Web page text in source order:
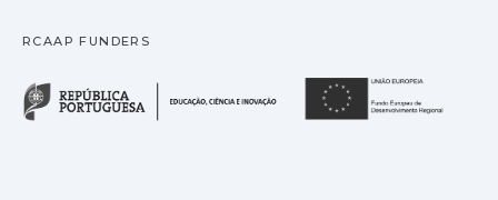
RCAAP FUNDERS
República Portuguesa